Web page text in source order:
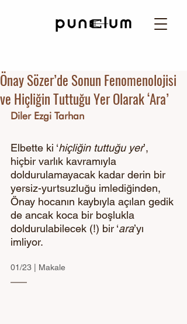
Önay Sözer’de Sonun Fenomenolojisi
ve Hiçliğin Tuttuğu Yer Olarak ‘Ara’
Diler Ezgi Tarhan
Elbette ki ‘hiçliğin tuttuğu yer’,
hiçbir varlık kavramıyla
doldurulamayacak kadar derin bir
yersiz-yurtsuzluğu imlediğinden,
Önay hocanın kaybıyla açılan gedik
de ancak koca bir boşlukla
doldurulabilecek (!) bir ‘ara’yı
imliyor.
01/23 | Makale